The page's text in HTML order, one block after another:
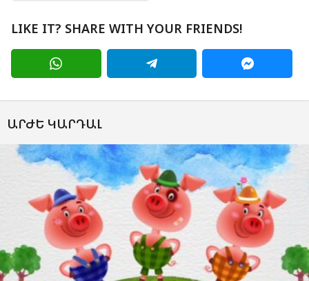
LIKE IT? SHARE WITH YOUR FRIENDS!
ԱՐԺԵ ԿԱՐԴԱԼ